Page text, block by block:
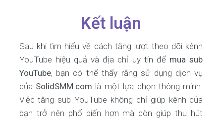
Kết luận
Sau khi tìm hiểu về cách tăng lượt theo dõi kênh
YouTube hiệu quả và địa chỉ uy tín để mua sub
YouTube, bạn có thể thấy rằng sử dụng dịch vụ
của SolidSMM.com là một lựa chọn thông minh.
Việc tăng sub YouTube không chỉ giúp kênh của
bạn trở nên phổ biến hơn mà còn giúp thu hút